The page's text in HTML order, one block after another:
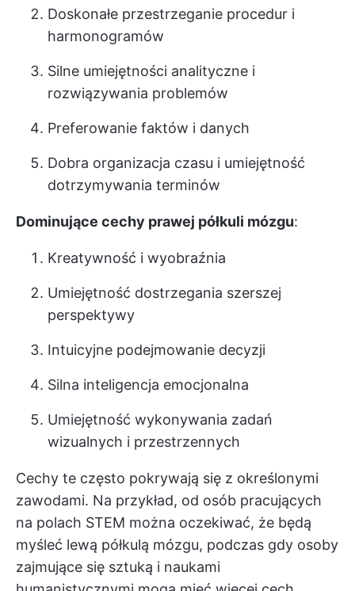
Doskonałe przestrzeganie procedur i
harmonogramów
Silne umiejętności analityczne i
rozwiązywania problemów
Preferowanie faktów i danych
Dobra organizacja czasu i umiejętność
dotrzymywania terminów
Dominujące cechy prawej półkuli mózgu:
Kreatywność i wyobraźnia
Umiejętność dostrzegania szerszej
perspektywy
Intuicyjne podejmowanie decyzji
Silna inteligencja emocjonalna
Umiejętność wykonywania zadań
wizualnych i przestrzennych
Cechy te często pokrywają się z określonymi
zawodami. Na przykład, od osób pracujących
na polach STEM można oczekiwać, że będą
myśleć lewą półkulą mózgu, podczas gdy osoby
zajmujące się sztuką i naukami